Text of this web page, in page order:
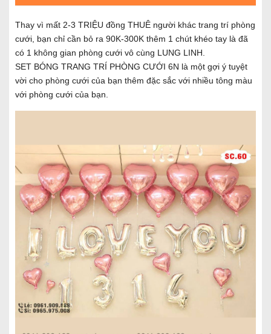
Thay vì mất 2-3 TRIỆU đồng THUÊ người khác trang trí phòng
cưới, bạn chỉ cần bỏ ra 90K-300K thêm 1 chút khéo tay là đã
có 1 không gian phòng cưới vô cùng LUNG LINH.
SET BÓNG TRANG TRÍ PHÒNG CƯỚI 6N là một gợi ý tuyệt
vời cho phòng cưới của bạn thêm đặc sắc với nhiều tông màu
với phòng cưới của bạn.